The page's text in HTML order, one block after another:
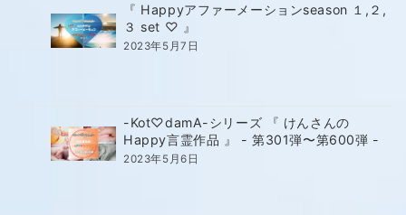
『 Happyアファーメーションseason １,２,
３ set ♡ 』
2023年5月7日
-Kot♡damA-シリーズ 『 けんさんの
Happy言霊作品 』 - 第301弾〜第600弾 -
2023年5月6日